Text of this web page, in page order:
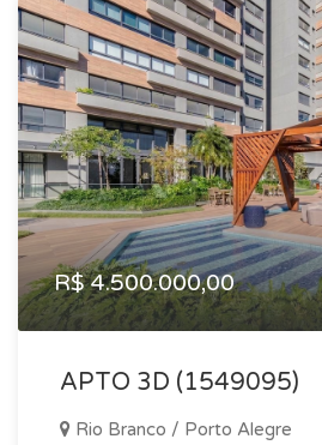
R$ 4.500.000,00
APTO 3D (1549095)
Rio Branco / Porto Alegre